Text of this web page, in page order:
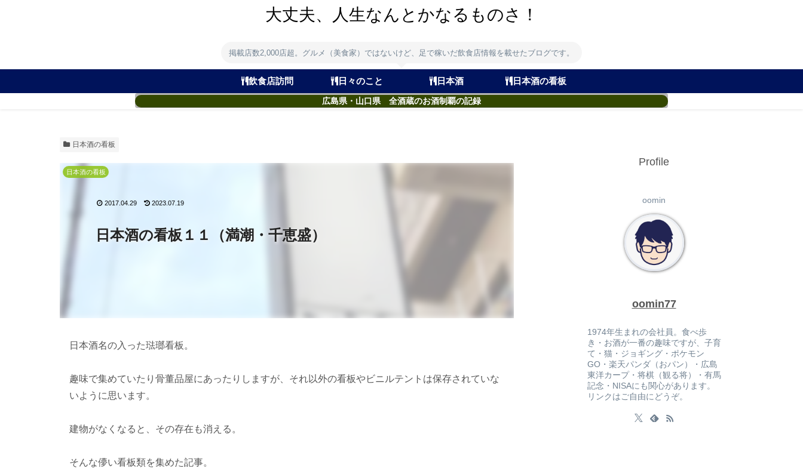
大丈夫、人生なんとかなるものさ！
掲載店数2,000店超。グルメ（美食家）ではないけど、足で稼いだ飲食店情報を載せたブログです。
飲食店訪問 日々のこと 日本酒 日本酒の看板
広島県・山口県 全酒蔵のお酒制覇の記録
日本酒の看板
日本酒の看板１１（満潮・千恵盛）
日本酒の看板
2017.04.29 2023.07.19
日本酒名の入った琺瑯看板。
趣味で集めていたり骨董品屋にあったりしますが、それ以外の看板やビニルテントは保存されていな
いように思います。
建物がなくなると、その存在も消える。
そんな儚い看板類を集めた記事。
Profile
oomin
oomin77
1974年生まれの会社員。食べ歩
き・お酒が一番の趣味ですが、子育
て・猫・ジョギング・ポケモン
GO・楽天パンダ（おパン）・広島
東洋カープ・将棋（観る将）・有馬
記念・NISAにも関心があります。
リンクはご自由にどうぞ。